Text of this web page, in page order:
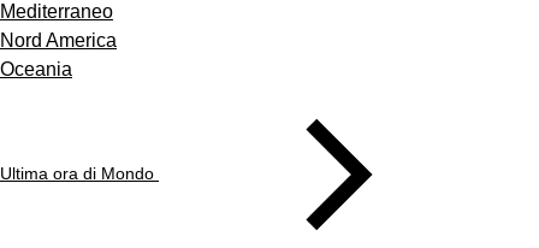
Mediterraneo
Nord America
Oceania
Ultima ora di Mondo